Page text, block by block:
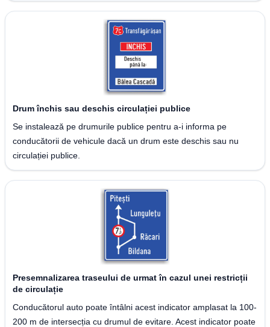
Drum închis sau deschis circulației publice
Se instalează pe drumurile publice pentru a-i informa pe
conducătorii de vehicule dacă un drum este deschis sau nu
circulației publice.
Presemnalizarea traseului de urmat în cazul unei restricții
de circulație
Conducătorul auto poate întâlni acest indicator amplasat la 100-
200 m de intersecția cu drumul de evitare. Acest indicator poate